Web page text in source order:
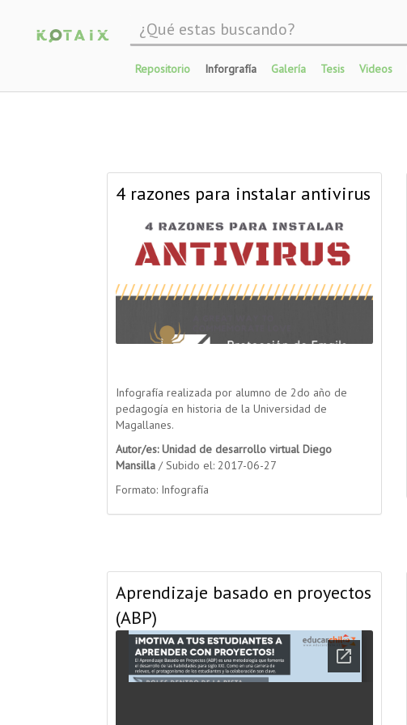
Repositorio Inforgrafía Galería Tesis Videos
4 razones para instalar antivirus
Infografía realizada por alumno de 2do año de
pedagogía en historia de la Universidad de
Magallanes.
Autor/es: Unidad de desarrollo virtual Diego
Mansilla / Subido el: 2017-06-27
Formato: Infografía
Aprendizaje basado en proyectos
(ABP)